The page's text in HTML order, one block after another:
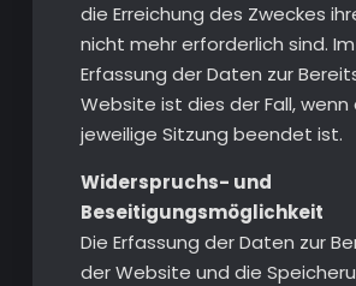
die Erreichung des Zweckes
nicht mehr erforderlich sind.
Erfassung der Daten zur
Website ist dies der Fall, wenn
jeweilige Sitzung beendet ist.
Widerspruchs- und
Beseitigungsmöglichkeit
Die Erfassung der Daten zur
der Website und die